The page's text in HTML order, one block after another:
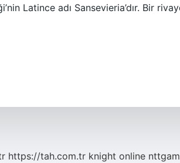
Latince adı Sansevieria’dır. Bir
https://tah.com.tr knight online